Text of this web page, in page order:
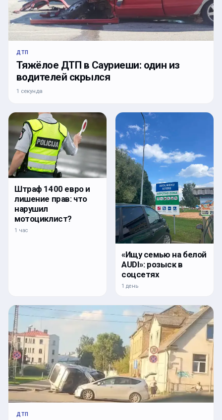
ДТП
Тяжёлое ДТП в Сауриеши: один из
водителей скрылся
1 секунда
Штраф 1400 евро и
лишение прав: что
нарушил
мотоциклист?
1 час
«Ищу семью на белой
AUDI»: розыск в
соцсетях
1 день
ДТП